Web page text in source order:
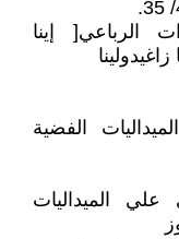
الرباعي[ إينا
الفضية
الميداليات